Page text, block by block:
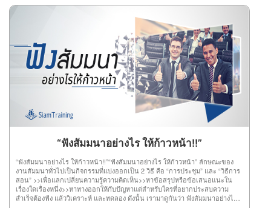
คุณต้องลองวาดฝันว่า คุณอยากทำอะไร ต้องการประสบความสำเร็จด้านไหน
แล้วตัวเองมีความถนัดเรื่องอะไร โดยต้องนำทั้งหมดมารวมกันเพื่อสร้าง
จินตนาการนั้นออกมา แล้วคุณก็จะเห็นลู่ทางในการลงมือทำเอง 5.ออกค้นหาการ
ออกค้นหาสามารถให้อะไรคุณได้มากเลยทีเดียว ทั้งความรู้ แนวคิดใหม่ๆ
จินตนาการ ความสร้างสรรค์ และอีกมากมาย ดังนั้น การออกค้นหาสิ่งที่ตัวเอง
ต้องการบนโลกกว้างก็ช่วยได้เยอะเช่นกัน 6.ลงมือทำการลงมือทำทั้งๆ ที่ตัวเองยัง
ไม่มีความรู้ ก็ไม่ใช่เรื่องแปลก หรือเรื่องน่าอาย เพราะการลงมือทำนี่แหละช่วยให้
คุณค้นพบความคิดใหม่ๆ แนวทางใหม่ ที่สำคัญอาจทำให้คุณมรประสบการณ์สร้าง
ความสำเร็จได้โดยเร็วอีกด้วย 7.หาเวลาว่างให้ตัวเองการมีเวลาว่างเพื่อคิดอะไร
บ้างอย่างในสถานที่ที่เงียบสงบ สะดวกต่อการคิดทบทวนเรื่องต่างๆ ก็สามารถช่วย
ให้ความคิดไหลลื่น และแตกฉานได้โดยง่าย ดังนั้น ลองหาเวลาว่าง และสถานที่
สงบๆ คิดหาความก้าวหน้าดู แล้วคุณจะพบจุดจบแห่งความสำเร็จอย่าง
แน่นอน 8.อ่านให้เยอะการอ่านให้เยอะๆ คือ การศึกษาความรู้จากตำรา หรือ
แหล่งความรู้ทั่วไป ซึ่งการที่คุณมีความรู้ มักจะช่วยให้คุณสามารถคิดและวิเคราะห์
ความสำเร็จได้ง่ายขึ้น และไม่ต้องเสียเวลาลองผิดลองถูกมากมาย เพียงใช้ความรู้
ทั้งหมดมาปฏิบัติให้สำริดผลก็เพียงพอ 9.หาตัวช่วยตัวช่วยที่ดี คือ ช่วยคิด ช่วย
วิเคราะห์ และช่วยไตร่ตรอง เพราะบางทีความคิดคุณคนเดียวอาจไม่ใช่ความคิดที่
ดีที่สุด จึงต้องมีตัวช่วยอย่างยิ่ง เพื่อให้เกิดหลายแนวความคิดนั่นเอง 10.ดูแล้ว
วิเคราะห์การวิเคราะห์ผลงานคนอื่น ช่วยให้สมองเกิดกลไก และมีการทำงานที่ดี
ขึ้น อีกทั้ง ช่วยให้คุณสามารถนำความรู้จากการวิเคราะห์นี้ไปต่อยอดความสำเร็จ
ของตัวเองได้ และเป็นวิธีที่สำคัญอย่างยิ่งสำหรับคนที่ต้องการประสบความสำเร็จ
“ฟังสัมมนาอย่างไร ให้ก้าวหน้า!!”
“ฟังสัมมนาอย่างไร ให้ก้าวหน้า!!”“ฟังสัมมนาอย่างไร ให้ก้าวหน้า” ลักษณะของ
งานสัมมนาทั่วไปเป็นกิจกรรมที่แบ่งออกเป็น 2 วิธี คือ “การประชุม” และ “วิธีการ
สอน” >>เพื่อแลกเปลี่ยนความรู้ความคิดเห็น>>หาข้อสรุปหรือข้อเสนอแนะใน
เรื่องใดเรื่องหนึ่ง>>หาทางออกให้กับปัญหาแต่สำหรับใครที่อยากประสบความ
สำเร็จต้องฟัง แล้ววิเคราะห์ และทดลอง ดังนั้น เรามาดูกันว่า ฟังสัมมนาอย่างไร